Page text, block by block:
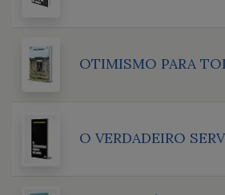
OTIMISMO PARA
O VERDADEIRO